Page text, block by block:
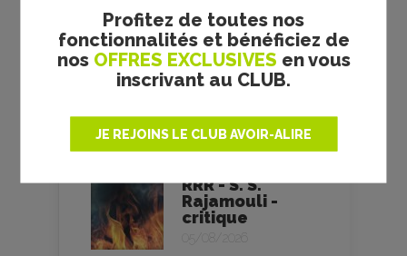
Profitez de toutes nos
fonctionnalités et bénéficiez de
nos OFFRES EXCLUSIVES en vous
inscrivant au CLUB.
JE REJOINS LE CLUB AVOIR-ALIRE
Des fleurs pour
Tokyo - Yuiga...
05/08/2026
Soudain -
Hamaguchi -
critique
RRR - S. S.
Rajamouli -
critique
05/08/2026